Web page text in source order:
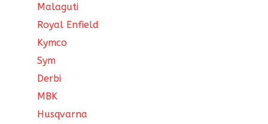
Malaguti
Royal Enfield
Kymco
Sym
Derbi
MBK
Husqvarna